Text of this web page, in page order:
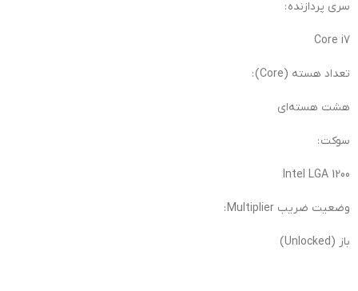
سری پردازنده :
Core i7
تعداد هسته (Core) :
هشت هسته‌ای
سوکت :
Intel LGA 1200
وضعیت ضریب Multiplier :
باز (Unlocked)